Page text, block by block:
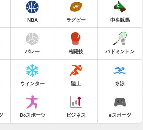
NBA ラグビー 中央競馬
バレー 格闘技 バドミントン
ウィンター 陸上 水泳
Doスポーツ ビジネス eスポーツ